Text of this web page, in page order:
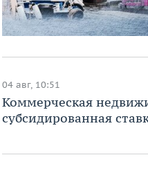
04 авг, 10:51
Коммерческая
субсидированная